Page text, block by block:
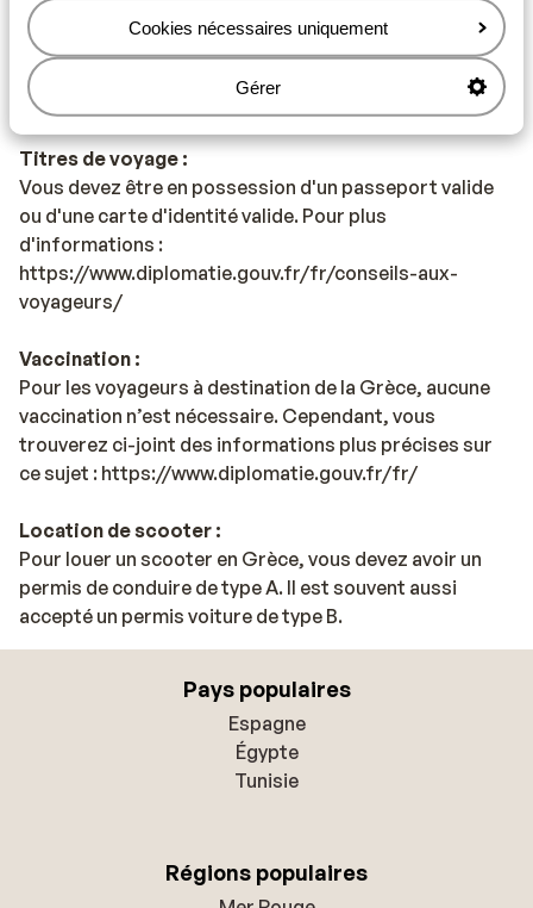
Cookies nécessaires uniquement
Gérer
Mousaka.
Réseau :
Votre téléphone portable fonctionne en Grèce.
Titres de voyage :
Vous devez être en possession d'un passeport valide
ou d'une carte d'identité valide. Pour plus
d'informations :
https://www.diplomatie.gouv.fr/fr/conseils-aux-
voyageurs/
Vaccination :
Pour les voyageurs à destination de la Grèce, aucune
vaccination n’est nécessaire. Cependant, vous
trouverez ci-joint des informations plus précises sur
ce sujet : https://www.diplomatie.gouv.fr/fr/
Location de scooter :
Pour louer un scooter en Grèce, vous devez avoir un
permis de conduire de type A. Il est souvent aussi
accepté un permis voiture de type B.
Pays populaires
Espagne
Égypte
Tunisie
Régions populaires